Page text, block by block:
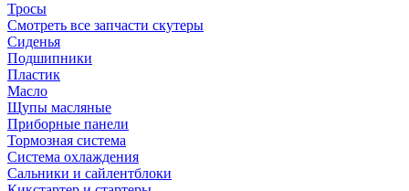
Тросы
Смотреть все запчасти скутеры
Сиденья
Подшипники
Пластик
Масло
Щупы масляные
Приборные панели
Тормозная система
Система охлаждения
Сальники и сайлентблоки